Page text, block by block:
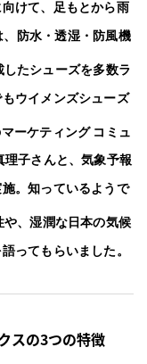
けて、足もとから雨
、防水・透湿・防風機
したシューズを多数ラ
ウイメンズシューズ
ーケティング コミュ
理子さんと、気象予報
。知っているようで
、湿潤な日本の気候
ってもらいました。
スの3つの特徴